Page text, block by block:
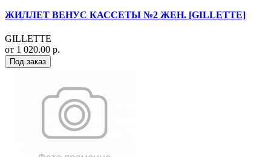
ЖИЛЛЕТ ВЕНУС КАССЕТЫ №2 ЖЕН. [GILLETTE]
GILLETTE
от 1 020.00 р.
Под заказ